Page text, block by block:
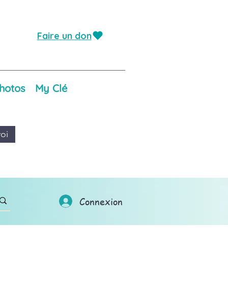
Faire un don
My Clé
Connexion